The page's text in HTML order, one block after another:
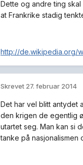
Dette og andre ting
at Frankrike stadig
http://de.wikipedia.org/
Skrevet 27. februar 2014
Det har vel blitt antydet
den krigen de egentlig
utartet seg. Man kan si
tanke på